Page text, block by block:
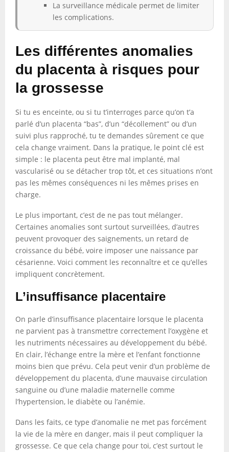
La surveillance médicale permet de limiter
les complications.
Les différentes anomalies
du placenta à risques pour
la grossesse
Si tu es enceinte, ou si tu t’interroges parce qu’on t’a
parlé d’un placenta “bas”, d’un “décollement” ou d’un
suivi plus rapproché, tu te demandes sûrement ce que
cela change vraiment. Dans la pratique, le point clé est
simple : le placenta peut être mal implanté, mal
vascularisé ou se détacher trop tôt, et ces situations n’ont
pas les mêmes conséquences ni les mêmes prises en
charge.
Le plus important, c’est de ne pas tout mélanger.
Certaines anomalies sont surtout surveillées, d’autres
peuvent provoquer des saignements, un retard de
croissance du bébé, voire imposer une naissance par
césarienne. Voici comment les reconnaître et ce qu’elles
impliquent concrètement.
L’insuffisance placentaire
On parle d’insuffisance placentaire lorsque le placenta
ne parvient pas à transmettre correctement l’oxygène et
les nutriments nécessaires au développement du bébé.
En clair, l’échange entre la mère et l’enfant fonctionne
moins bien que prévu. Cela peut venir d’un problème de
développement du placenta, d’une mauvaise circulation
sanguine ou d’une maladie maternelle comme
l’hypertension, le diabète ou l’anémie.
Dans les faits, ce type d’anomalie ne met pas forcément
la vie de la mère en danger, mais il peut compliquer la
grossesse. Ce que cela change pour toi, c’est surtout le